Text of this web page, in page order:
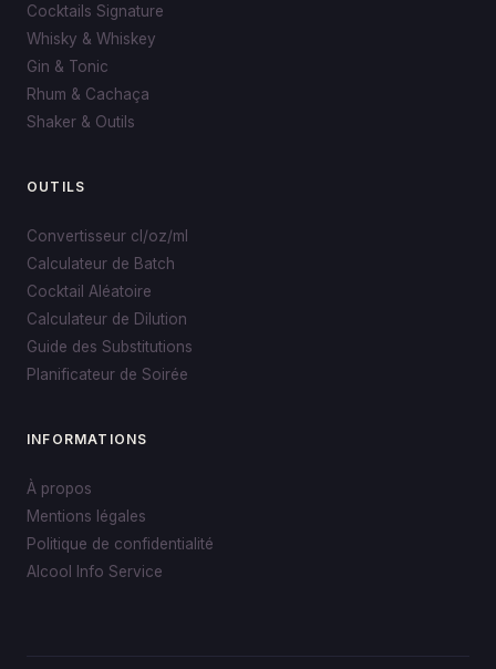
Cocktails Signature
Whisky & Whiskey
Gin & Tonic
Rhum & Cachaça
Shaker & Outils
OUTILS
Convertisseur cl/oz/ml
Calculateur de Batch
Cocktail Aléatoire
Calculateur de Dilution
Guide des Substitutions
Planificateur de Soirée
INFORMATIONS
À propos
Mentions légales
Politique de confidentialité
Alcool Info Service